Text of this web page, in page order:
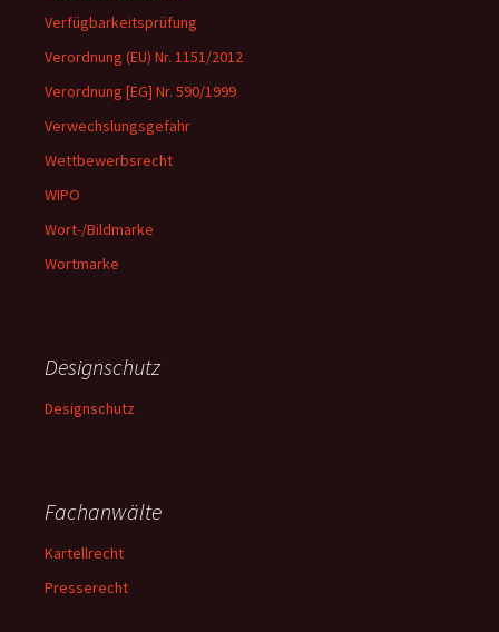
Verfügbarkeitsprüfung
Verordnung (EU) Nr. 1151/2012
Verordnung [EG] Nr. 590/1999
Verwechslungsgefahr
Wettbewerbsrecht
WIPO
Wort-/Bildmarke
Wortmarke
Designschutz
Designschutz
Fachanwälte
Kartellrecht
Presserecht